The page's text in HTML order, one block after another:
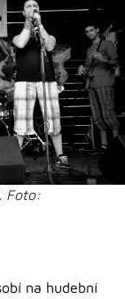
Foto:
na hudební